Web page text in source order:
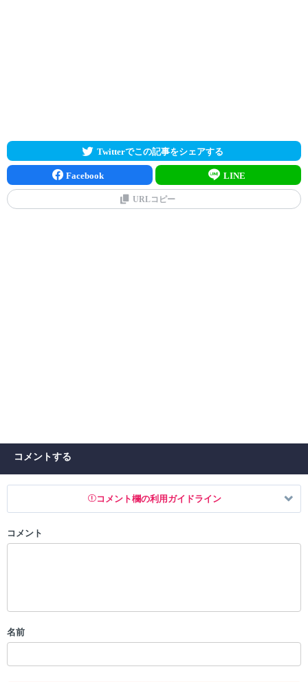
Twitterでこの記事をシェアする
Facebook LINE
URLコピー
コメントする
コメント欄の利用ガイドライン
以下の書き込みを禁止とし、場合によってはコメント削除や書き込み制
・一度削除された投稿を再び投稿すること
・アカウントの売買など金銭が絡む内容の投稿
コメント
名前